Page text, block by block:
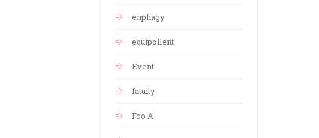
enphagy
equipollent
Event
fatuity
Foo A